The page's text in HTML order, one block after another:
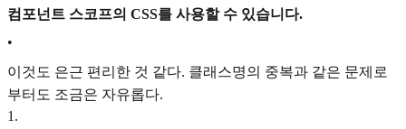
컴포넌트 스코프의 CSS를 사용할 수 있습니다.
•
이것도 은근 편리한 것 같다. 클래스명의 중복과 같은 문제로
부터도 조금은 자유롭다.
1 .